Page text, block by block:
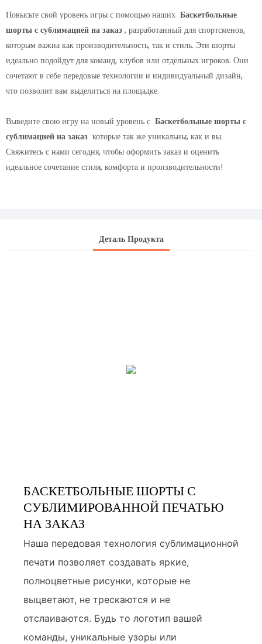
Повысьте свой уровень игры с помощью наших Баскетбольные
шорты с сублимацией на заказ , разработанный для спортсменов,
которым важна как производительность, так и стиль. Эти шорты
идеально подойдут для команд, клубов или отдельных игроков. Они
сочетают в себе передовые технологии и индивидуальный дизайн,
что позволит вам выделиться на площадке.
Выведите свою игру на новый уровень с Баскетбольные шорты с
сублимацией на заказ которые так же уникальны, как и вы.
Свяжитесь с нами сегодня, чтобы оформить заказ и оценить
идеальное сочетание стиля, комфорта и производительности!
Деталь Продукта
БАСКЕТБОЛЬНЫЕ ШОРТЫ С
СУБЛИМИРОВАННОЙ ПЕЧАТЬЮ
НА ЗАКАЗ
Наша передовая технология сублимационной
печати позволяет создавать яркие,
полноцветные рисунки, которые не
выцветают, не трескаются и не
отслаиваются. Будь то логотип вашей
команды, уникальные узоры или